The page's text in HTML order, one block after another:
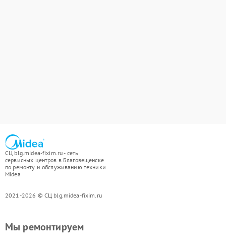
СЦ blg.midea-fixim.ru - сеть
сервисных центров в Благовещенске
по ремонту и обслуживанию техники
Midea
2021-2026 © СЦ blg.midea-fixim.ru
Мы ремонтируем